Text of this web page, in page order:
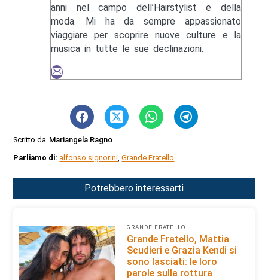
anni nel campo dell’Hairstylist e della
moda. Mi ha da sempre appassionato
viaggiare per scoprire nuove culture e la
musica in tutte le sue declinazioni.
Scritto da Mariangela Ragno
Parliamo di: alfonso signorini ,Grande Fratello
Potrebbero interessarti
GRANDE FRATELLO
Grande Fratello, Mattia
Scudieri e Grazia Kendi si
sono lasciati: le loro
parole sulla rottura